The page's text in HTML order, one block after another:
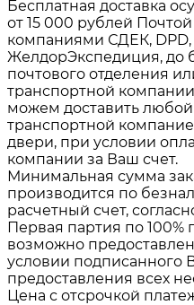
Бесплатная доставка
от 15 000 рублей
компаниями СДЕК,
ЖелдорЭкспедиция, до
почтового отделения
транспортной
можем доставить
транспортной
двери, при условии
компании за Ваш счет.
Минимальная сумма
производится по
расчетный счет,
Первая партия по 100%
возможно
условии подписанного
предоставления всех
Цена с отсрочкой